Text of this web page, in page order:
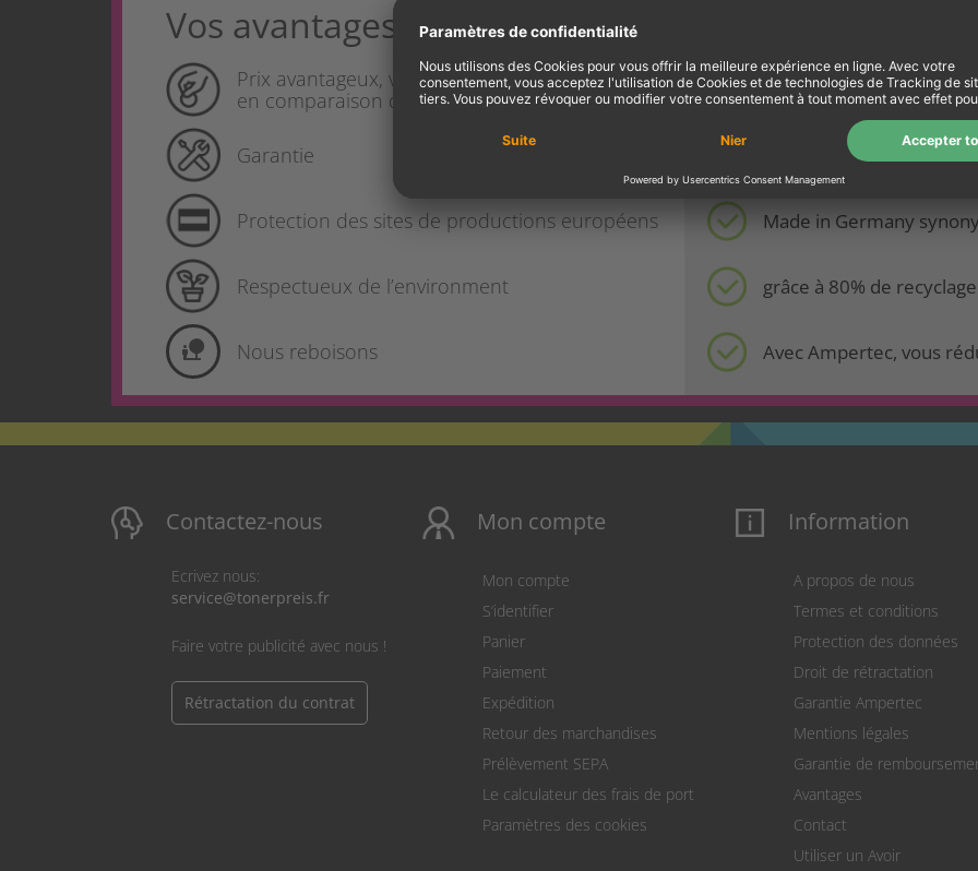
Vos avantages produit:
Prix avantageux, vos économies
en comparaison d’un produit original
€ 54,00 (env. 31%)
Garantie Garantie à vie
Protection des sites de productions européens Made in Germany
Respectueux de l’environment grâce à 80% de recyclage
nature_people Nous reboisons Avec Ampertec, vous
Contactez-nous
Ecrivez nous:
service@tonerpreis.fr
Faire votre publicité avec nous !
Rétractation du contrat
Mon compte
Mon compte
S’identifier
Panier
Paiement
Expédition
Retour des marchandises
Prélèvement SEPA
Le calculateur des frais de port
Paramètres des cookies
Information
A propos de nous
Termes et conditions
Protection des données
Droit de rétractation
Garantie Ampertec
Mentions légales
Garantie de
Avantages
Contact
Utiliser un Avoir